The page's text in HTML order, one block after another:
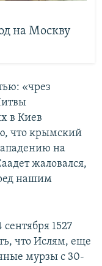
на Москву
«чрез
в Киев
что крымский
на
жаловался,
нашим
1527
что Ислям, еще
мурзы с 30-